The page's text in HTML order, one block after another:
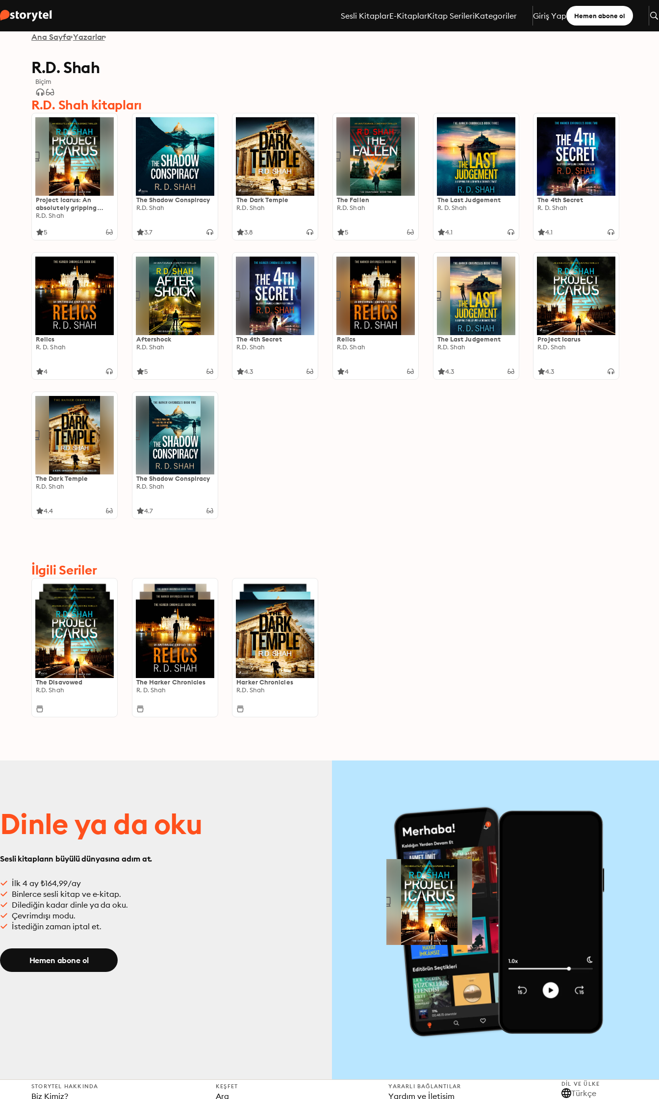
Sesli KitaplarE-KitaplarKitap SerileriKategoriler Giriş Yap Hemen abone ol
Ana Sayfa Yazarlar
R.D. Shah
Biçim
R.D. Shah kitapları
Project Icarus: An
absolutely gripping
suspense thriller
R.D. Shah
5
The Shadow Conspiracy
R.D. Shah
3.7
The Dark Temple
R.D. Shah
3.8
The Fallen
R.D. Shah
5
The Last Judgement
R. D. Shah
4.1
The 4th Secret
R. D. Shah
4.1
Relics
R. D. Shah
4
Aftershock
R.D. Shah
5
The 4th Secret
R.D. Shah
4.3
Relics
R.D. Shah
4
The Last Judgement
R.D. Shah
4.3
Project Icarus
R.D. Shah
4.3
The Dark Temple
R.D. Shah
4.4
The Shadow Conspiracy
R.D. Shah
4.7
İlgili Seriler
The Disavowed
R.D. Shah
The Harker Chronicles
R. D. Shah
Harker Chronicles
R.D. Shah
Dinle ya da oku
Sesli kitapların büyülü dünyasına adım at.
İlk 4 ay ₺164,99/ay
Binlerce sesli kitap ve e-kitap.
Dilediğin kadar dinle ya da oku.
Çevrimdışı modu.
İstediğin zaman iptal et.
Hemen abone ol
STORYTEL HAKKINDA
Biz Kimiz?
KEŞFET
Ara
YARARLI BAĞLANTILAR
Yardım ve İletişim
DIL VE ÜLKE
Türkçe